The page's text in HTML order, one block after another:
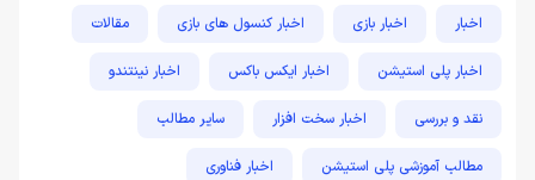
اخبار اخبار بازی اخبار کنسول های بازی مقالات
اخبار پلی استیشن اخبار ایکس باکس اخبار نینتندو
نقد و بررسی اخبار سخت افزار سایر مطالب
مطالب آموزشی پلی استیشن اخبار فناوری